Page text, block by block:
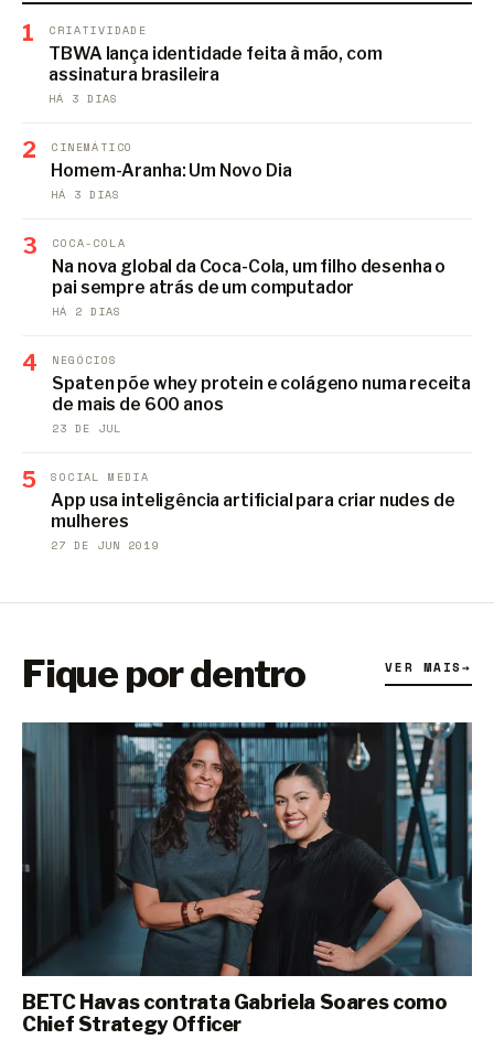
1 CRIATIVIDADE
TBWA lança identidade feita à mão, com
assinatura brasileira
HÁ 3 DIAS
2 CINEMÁTICO
Homem-Aranha: Um Novo Dia
HÁ 3 DIAS
3 COCA-COLA
Na nova global da Coca-Cola, um filho desenha o
pai sempre atrás de um computador
HÁ 2 DIAS
4 NEGÓCIOS
Spaten põe whey protein e colágeno numa receita
de mais de 600 anos
23 DE JUL
5 SOCIAL MEDIA
App usa inteligência artificial para criar nudes de
mulheres
27 DE JUN 2019
Fique por dentro VER MAIS→
BETC Havas contrata Gabriela Soares como
Chief Strategy Officer